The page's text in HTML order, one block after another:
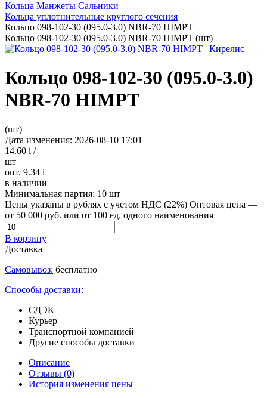
Кольца Манжеты Сальники
Кольца уплотнительные круглого сечения
Кольцо 098-102-30 (095.0-3.0) NBR-70 HIMPT
Кольцо 098-102-30 (095.0-3.0) NBR-70 HIMPT (шт)
Кольцо 098-102-30 (095.0-3.0)
NBR-70 HIMPT
(шт)
Дата изменения: 2026-08-10 17:01
14.60 i /
шт
опт. 9.34 i
в наличии
Минимальная партия: 10 шт
Цены указаны в рублях с учетом НДС (22%) Оптовая цена —
от 50 000 руб. или от 100 ед. одного наименования
В корзину
Доставка
Самовывоз: бесплатно
Способы доставки:
СДЭК
Курьер
Транспортной компанией
Другие способы доставки
Описание
Отзывы (0)
История изменения цены